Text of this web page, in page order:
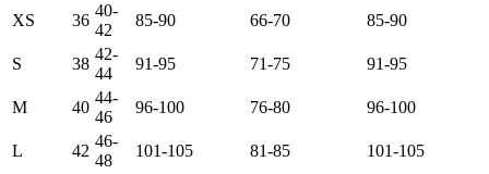
XS
36
40-
42
85-90 66-70 85-90
S 38
42-
44
91-95 71-75 91-95
M 40
44-
46
96-100 76-80 96-100
L 42
46-
48
101-105 81-85 101-105